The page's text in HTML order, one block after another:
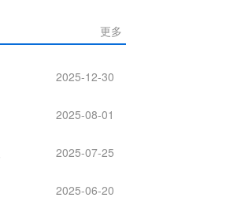
更多
2025-12-30
2025-08-01
2025-07-25
2025-06-20